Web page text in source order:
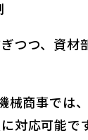
つつ、資
商事では
対応可能です